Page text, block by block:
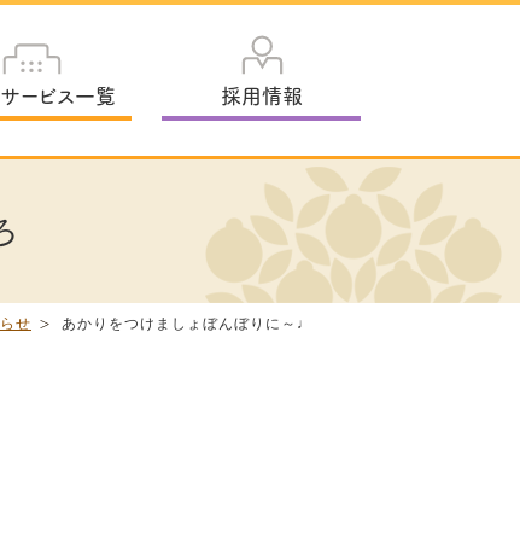
ービス一覧 採用情報
せ あかりをつけましょぼんぼりに～♩